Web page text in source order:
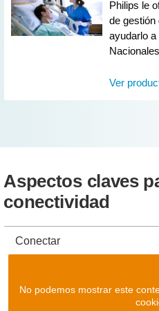
Philips le
de gestión
ayudarlo
Conjunta
Ver
Aspectos claves
conectividad
Conectar
No podemos mostrar este